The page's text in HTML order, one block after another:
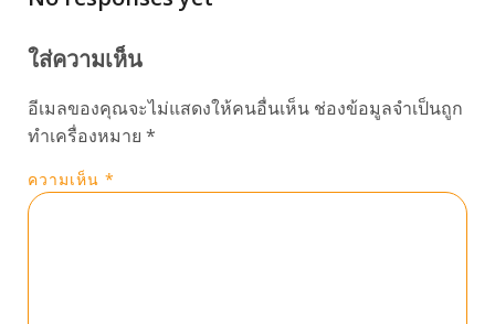
ใส่ความเห็น
อีเมลของคุณจะไม่แสดงให้คนอื่นเห็น ช่องข้อมูลจำเป็นถูก
ทำเครื่องหมาย *
ความเห็น *